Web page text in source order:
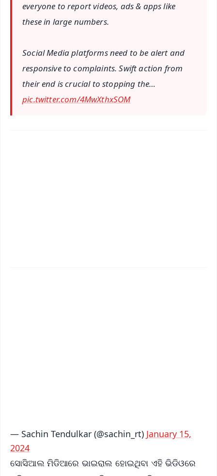
everyone to report videos, ads & apps like
these in large numbers.
Social Media platforms need to be alert and
responsive to complaints. Swift action from
their end is crucial to stopping the…
pic.twitter.com/4MwXthxSOM
— Sachin Tendulkar (@sachin_rt) January 15,
2024
ସୋସିଆଲ ମିଡିଆରେ ଭାଇରାଲ ହୋଇଥିବା ଏହି ଭିଡିଓରେ